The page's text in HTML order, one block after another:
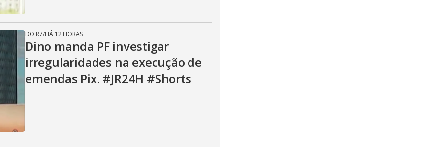
DO R7/HÁ 12 HORAS
Dino manda PF investigar
irregularidades na execução de
emendas Pix. #JR24H #Shorts